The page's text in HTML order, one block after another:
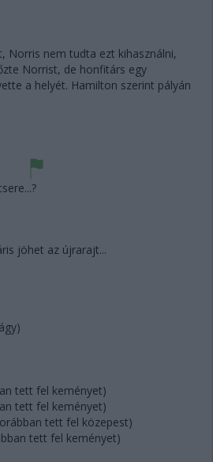
Norris nem tudta ezt kihasználni,
Norrist, de honfitárs egy
a helyét. Hamilton szerint pályán
jöhet az újrarajt...
tett fel keményet)
tett fel keményet)
tett fel közepest)
tett fel keményet)